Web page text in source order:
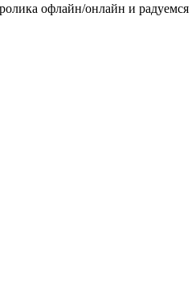
офлайн/онлайн и радуемся